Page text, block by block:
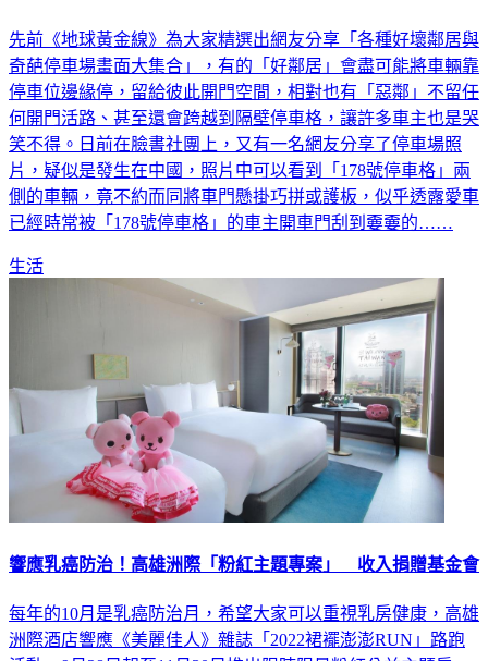
先前《地球黃金線》為大家精選出網友分享「各種好壞鄰居與
奇葩停車場畫面大集合」，有的「好鄰居」會盡可能將車輛靠
停車位邊緣停，留給彼此開門空間，相對也有「惡鄰」不留任
何開門活路、甚至還會跨越到隔壁停車格，讓許多車主也是哭
笑不得。日前在臉書社團上，又有一名網友分享了停車場照
片，疑似是發生在中國，照片中可以看到「178號停車格」兩
側的車輛，竟不約而同將車門懸掛巧拼或護板，似乎透露愛車
已經時常被「178號停車格」的車主開車門刮到嫑嫑的……
生活
響應乳癌防治！高雄洲際「粉紅主題專案」 收入捐贈基金會
每年的10月是乳癌防治月，希望大家可以重視乳房健康，高雄
洲際酒店響應《美麗佳人》雜誌「2022裙襬澎澎RUN」路跑